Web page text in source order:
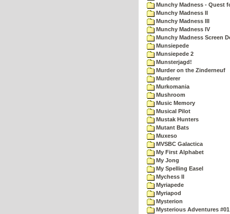
Munchy Madness - Quest
Munchy Madness II
Munchy Madness III
Munchy Madness IV
Munchy Madness Screen
Munsiepede
Munsiepede 2
Munsterjagd!
Murder on the Zinderneuf
Murderer
Murkomania
Mushroom
Music Memory
Musical Pilot
Mustak Hunters
Mutant Bats
Muxeso
MVSBC Galactica
My First Alphabet
My Jong
My Spelling Easel
Mychess II
Myriapede
Myriapod
Mysterion
Mysterious Adventures